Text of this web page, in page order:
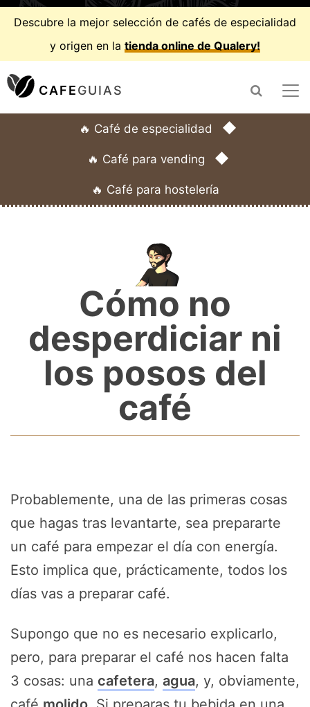
Descubre la mejor selección de cafés de especialidad
y origen en la tienda online de Qualery!
CAFEGUIAS
🔥 Café de especialidad ◆
🔥 Café para vending ◆
🔥 Café para hostelería
Cómo no
desperdiciar ni
los posos del
café
Probablemente, una de las primeras cosas
que hagas tras levantarte, sea prepararte
un café para empezar el día con energía.
Esto implica que, prácticamente, todos los
días vas a preparar café.
Supongo que no es necesario explicarlo,
pero, para preparar el café nos hacen falta
3 cosas: una cafetera, agua, y, obviamente,